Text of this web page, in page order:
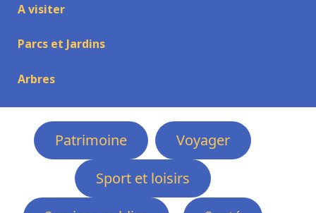
A visiter
Parcs et Jardins
Arbres
Patrimoine
Voyager
Sport et loisirs